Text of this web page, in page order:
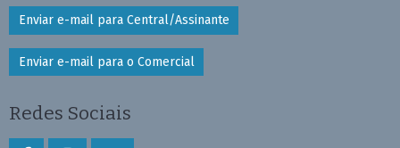
Enviar e-mail para Central/Assinante
Enviar e-mail para o Comercial
Redes Sociais